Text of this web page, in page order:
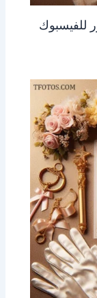
للفيسبوك